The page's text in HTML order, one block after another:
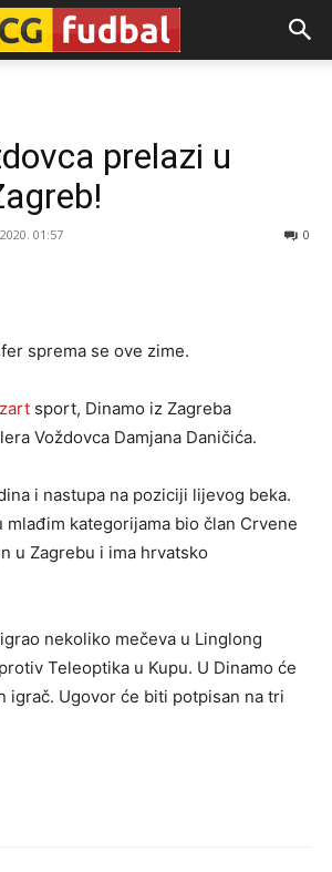
prelazi u
01:57 0
sprema se ove zime.
sport, Dinamo iz Zagreba
Voždovca Damjana Daničića.
i nastupa na poziciji lijevog beka.
mlađim kategorijama bio član Crvene
u Zagrebu i ima hrvatsko
nekoliko mečeva u Linglong
Teleoptika u Kupu. U Dinamo će
igrač. Ugovor će biti potpisan na tri